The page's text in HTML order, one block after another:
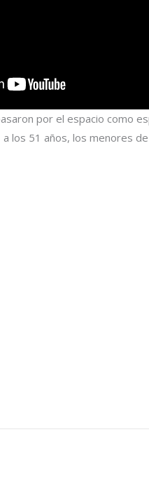
por el espacio como
los 51 años, los menores